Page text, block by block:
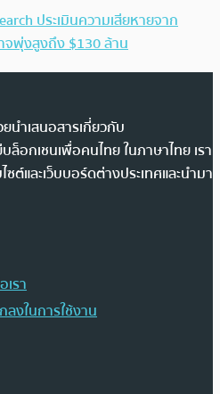
ประเมินความเสียหายจาก
จพุ่งสูงถึง $130 ล้าน
นำเสนอสารเกี่ยวกับ
ล็อกเชนเพื่อคนไทย ในภาษาไทย เรา
ต์และเว็บบอร์ดต่างประเทศและนำมา
รา
งในการใช้งาน